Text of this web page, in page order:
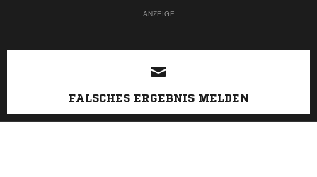
ANZEIGE
FALSCHES ERGEBNIS MELDEN